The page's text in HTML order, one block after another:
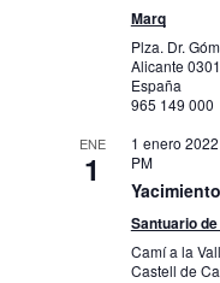
Marq
Plza. Dr.
Alicante
España
965 149 000
ENE
1
1 enero
PM
Santuario
Camí a la
Castell de